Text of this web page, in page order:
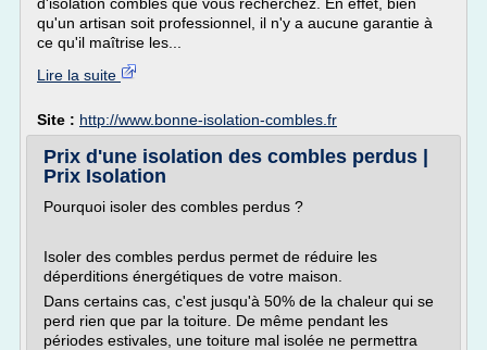
qu'un artisan soit professionnel, il n'y a aucune garantie à
ce qu'il maîtrise les...
Lire la suite
Site : http://www.bonne-isolation-combles.fr
Prix d'une isolation des combles perdus |
Prix Isolation
Pourquoi isoler des combles perdus ?
Isoler des combles perdus permet de réduire les
déperditions énergétiques de votre maison.
Dans certains cas, c'est jusqu'à 50% de la chaleur qui se
perd rien que par la toiture. De même pendant les
périodes estivales, une toiture mal isolée ne permettra